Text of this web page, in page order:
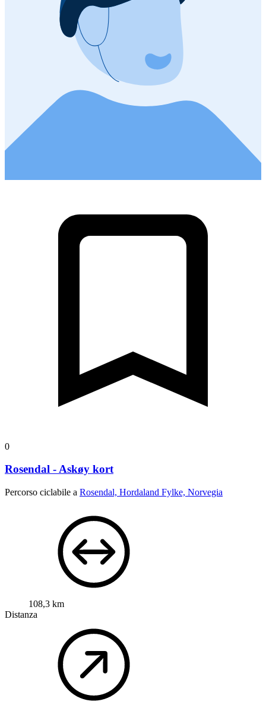
0
Rosendal - Askøy kort
Percorso ciclabile a Rosendal, Hordaland Fylke, Norvegia
108,3 km
Distanza